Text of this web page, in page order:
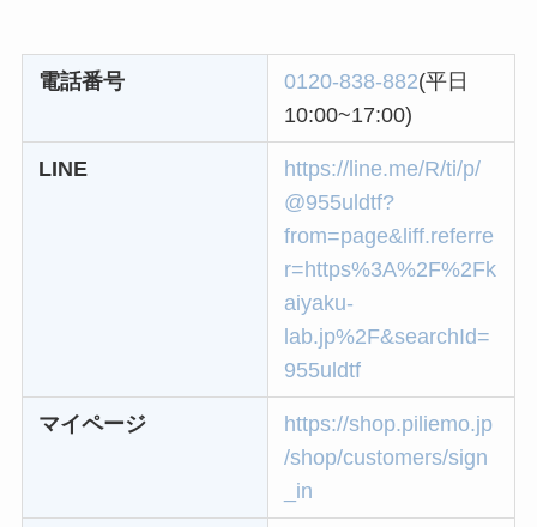
どうなる？
レミノの解約方法ま
とめ！最短手続きや
ベストタイミングを
詳しく解説！
ユンス美容液の解約
まとめ！電話が繋が
らない時の裏ワザ
なにわサプリ
Sivorune(シボルネ)
なぜ解約できない？
電話以外に手続きす
電話番号 0120-838-882(平日
10:00~17:00)
LINE
https://line.me/R/ti/p/
@955uldtf?
from=page&liff.referre
r=https%3A%2F%2Fk
aiyaku-
lab.jp%2F&searchId=
955uldtf
マイページ
https://shop.piliemo.jp
/shop/customers/sign
_in